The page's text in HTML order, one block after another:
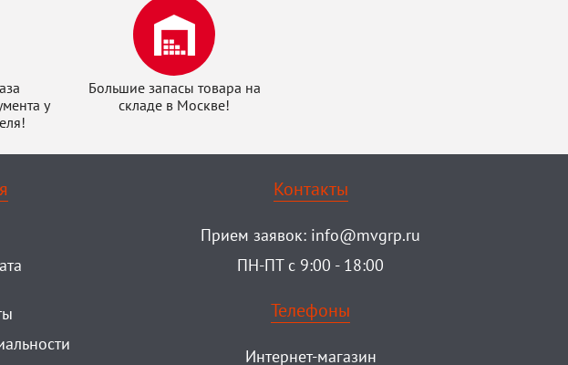
у
Большие запасы товара на
складе в Москве!
Контакты
Прием заявок: info@mvgrp.ru
ПН-ПТ с 9:00 - 18:00
Телефоны
Интернет-магазин